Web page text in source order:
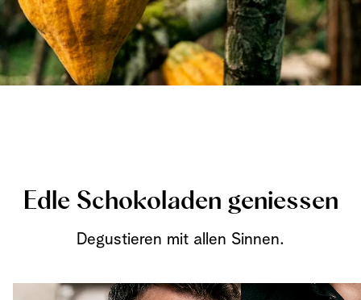
Edle Schokoladen geniessen
Degustieren mit allen Sinnen.